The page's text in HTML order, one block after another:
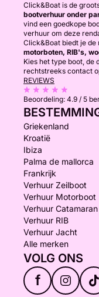
Click&Boat is de
bootverhuur onder
vind een goedkope
verhuur om deze
Click&Boat biedt je de
motorboten, RIB's,
Kies het type boot, de
rechtstreeks contact
REVIEWS
Beoordeling: 4.9 / 5
Griekenland
Kroatië
Ibiza
Palma de mallorca
Frankrijk
Verhuur Zeilboot
Verhuur Motorboot
Verhuur Catamaran
Verhuur RIB
Verhuur Jacht
Alle merken
VOLG ONS
f